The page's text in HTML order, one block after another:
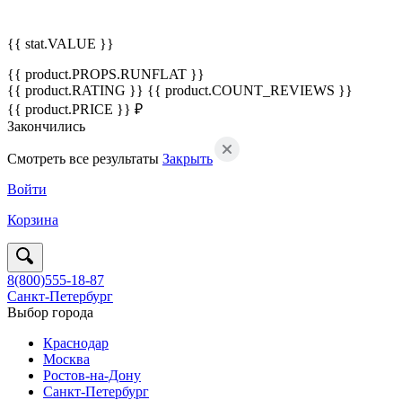
{{ stat.VALUE }}
{{ product.PROPS.RUNFLAT }}
{{ product.RATING }} {{ product.COUNT_REVIEWS }}
{{ product.PRICE }} ₽
Закончились
Смотреть все результаты Закрыть
Войти
Корзина
8(800)555-18-87
Санкт-Петербург
Выбор города
Краснодар
Москва
Ростов-на-Дону
Санкт-Петербург